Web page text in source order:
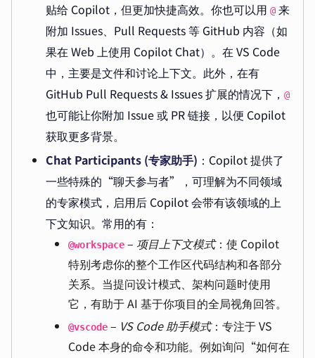
贴给 Copilot，但更加快捷高效。你也可以用 @ 来
附加 Issues、Pull Requests 等 GitHub 内容（如
果在 Web 上使用 Copilot Chat）。在 VS Code
中，主要是文件和讨论上下文。此外，在有
GitHub Pull Requests & Issues 扩展的情况下， @
也可能让你附加 Issue 或 PR 链接，以便 Copilot
获取更多背景。
Chat Participants (专家助手) ：Copilot 提供了
一些特殊的“聊天参与者”，可理解为不同领域
的专家模式，启用后 Copilot 会带有该领域的上
下文知识。常用的有：
@workspace – 项目上下文模式：使 Copilot
特别考虑你的整个工作区代码结构和各部分
关系。当提问设计模式、架构问题时使用
它，有助于 AI 基于你项目的全局视角回答。
@vscode – VS Code 助手模式：专注于 VS
Code 本身的命令和功能。例如询问“如何在